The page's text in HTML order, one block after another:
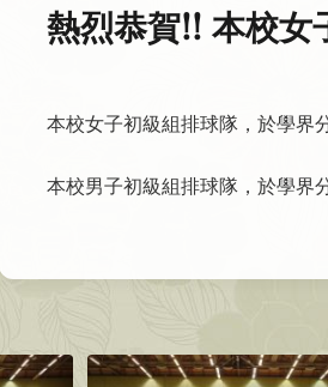
熱烈恭賀!! 本校女
本校女子初級組排球隊，於學界
本校男子初級組排球隊，於學界